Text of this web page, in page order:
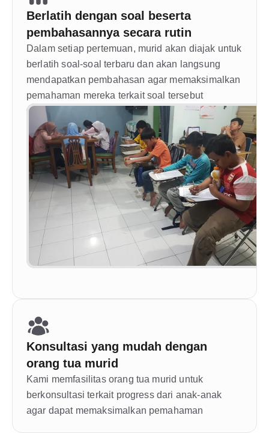
Berlatih dengan soal beserta
pembahasannya secara rutin
Dalam setiap pertemuan, murid akan diajak untuk
berlatih soal-soal terbaru dan akan langsung
mendapatkan pembahasan agar memaksimalkan
pemahaman mereka terkait soal tersebut
Konsultasi yang mudah dengan
orang tua murid
Kami memfasilitas orang tua murid untuk
berkonsultasi terkait progress dari anak-anak
agar dapat memaksimalkan pemahaman